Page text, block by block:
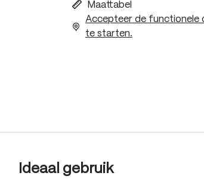
Maattabel
Accepteer de functionele
te starten.
Ideaal gebruik